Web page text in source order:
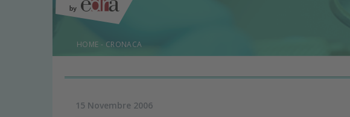
HOME - CRONACA
15 Novembre 2006